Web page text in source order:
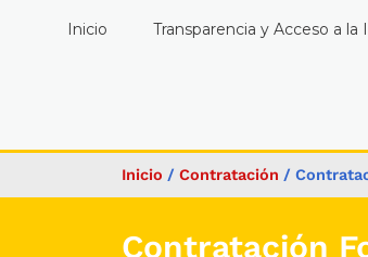
Inicio Transparencia y Acceso a
Inicio / Contratación /
Contratación